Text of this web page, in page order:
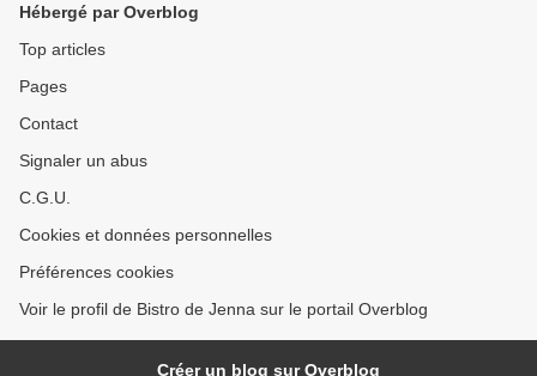
Hébergé par Overblog
Top articles
Pages
Contact
Signaler un abus
C.G.U.
Cookies et données personnelles
Préférences cookies
Voir le profil de Bistro de Jenna sur le portail Overblog
Créer un blog sur Overblog